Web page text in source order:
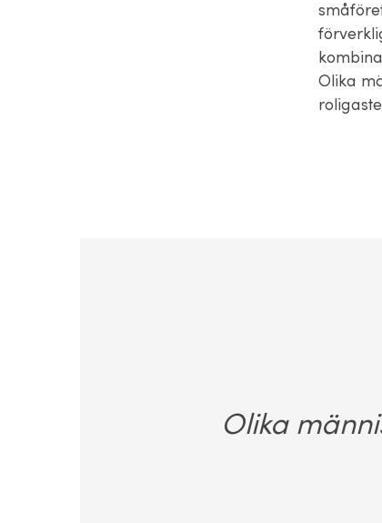
Olika
Olika